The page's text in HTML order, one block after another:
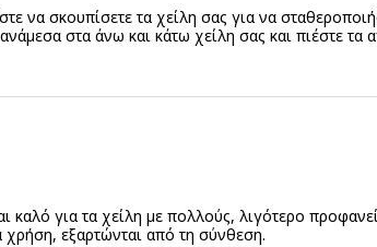
να σκουπίσετε τα χείλη σας για να
στα άνω και κάτω χείλη σας και πιέστε τα
καλό για τα χείλη με πολλούς, λιγότερο
εξαρτώνται από τη σύνθεση.